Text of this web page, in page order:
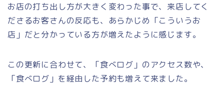
お店の打ち出し方が大きく変わった事で、来店してく
ださるお客さんの反応も、あらかじめ「こういうお
店」だと分かっている方が増えたように感じます。
この更新に合わせて、「食べログ」のアクセス数や、
「食べログ」を経由した予約も増えて来ました。